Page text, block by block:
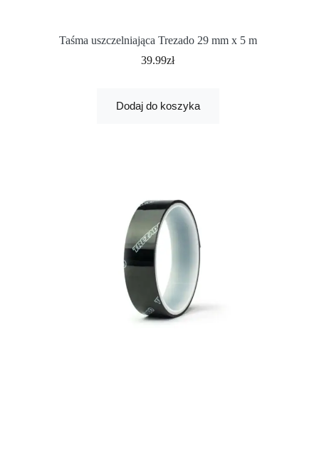
Taśma uszczelniająca Trezado 29 mm x 5 m
39.99zł
Dodaj do koszyka